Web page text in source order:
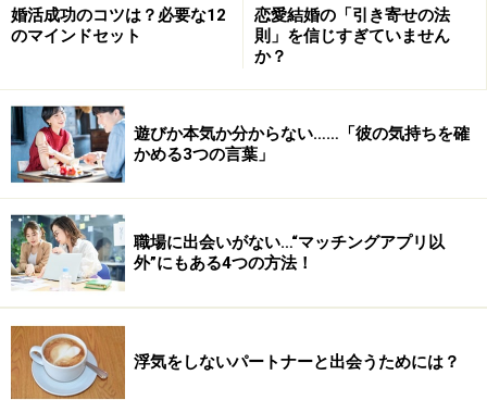
「自分はふさわしくない」「まだ時期としては早い」
声が聞こえてきたと思います。その声はあなたが普段、
最高に幸せな状況を手にするのに、抵抗するために作っ
ているものです。
あなたはどんな部分で、幸せに対して抵抗しているので
しょう？ どんな準備が、自分には必要だと思いますか？
>>幸せになるために、必要な準備とは？
※記事内容は執筆時点のものです。最新の内容をご確認くださ
い。
婚活成功のコツは？必要な12
のマインドセット
恋愛結婚の「引き寄せの法
則」を信じすぎていません
か？
遊びか本気か分からない……「彼の気持ちを確
かめる3つの言葉」
職場に出会いがない…“マッチングアプリ以
外”にもある4つの方法！
浮気をしないパートナーと出会うためには？